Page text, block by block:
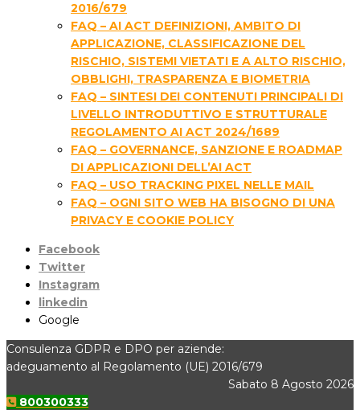
2016/679
FAQ – AI ACT DEFINIZIONI, AMBITO DI
APPLICAZIONE, CLASSIFICAZIONE DEL
RISCHIO, SISTEMI VIETATI E A ALTO RISCHIO,
OBBLIGHI, TRASPARENZA E BIOMETRIA
FAQ – SINTESI DEI CONTENUTI PRINCIPALI DI
LIVELLO INTRODUTTIVO E STRUTTURALE
REGOLAMENTO AI ACT 2024/1689
FAQ – GOVERNANCE, SANZIONE E ROADMAP
DI APPLICAZIONI DELL’AI ACT
FAQ – USO TRACKING PIXEL NELLE MAIL
FAQ – OGNI SITO WEB HA BISOGNO DI UNA
PRIVACY E COOKIE POLICY
Facebook
Twitter
Instagram
linkedin
Google
Consulenza GDPR e DPO per aziende:
adeguamento al Regolamento (UE) 2016/679
Sabato 8 Agosto 2026
800300333